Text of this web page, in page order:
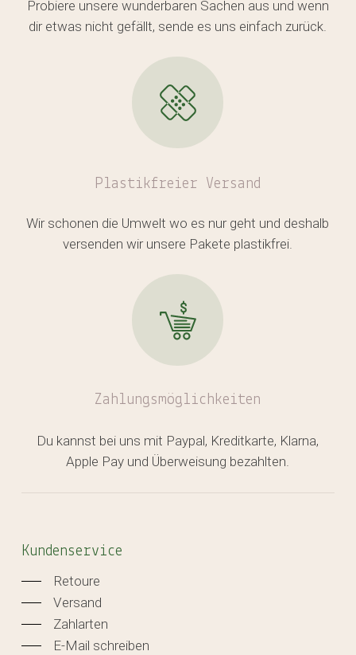
Es befinden sich keine Produkte
GO TO SHOP
Probiere unsere wunderbaren Sachen aus und wenn
dir etwas nicht gefällt, sende es uns einfach zurück.
Plastikfreier Versand
Wir schonen die Umwelt wo es nur geht und deshalb
versenden wir unsere Pakete plastikfrei.
Zahlungsmöglichkeiten
Du kannst bei uns mit Paypal, Kreditkarte, Klarna,
Apple Pay und Überweisung bezahlten.
Kundenservice
Retoure
Versand
Zahlarten
E-Mail schreiben